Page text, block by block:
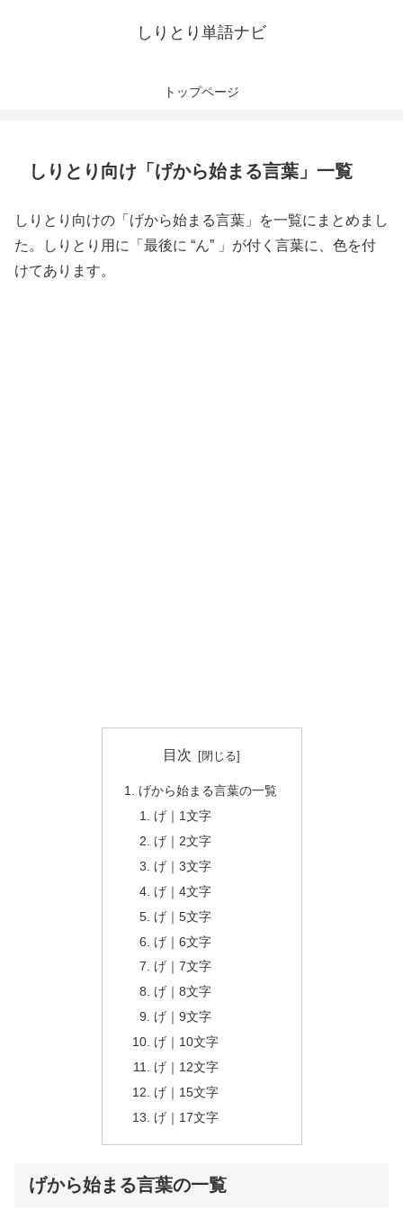
しりとり単語ナビ
トップページ
しりとり向け「げから始まる言葉」一覧
しりとり向けの「げから始まる言葉」を一覧にまとめまし
た。しりとり用に「最後に “ん” 」が付く言葉に、色を付
けてあります。
目次
げから始まる言葉の一覧
げ｜1文字
げ｜2文字
げ｜3文字
げ｜4文字
げ｜5文字
げ｜6文字
げ｜7文字
げ｜8文字
げ｜9文字
げ｜10文字
げ｜12文字
げ｜15文字
げ｜17文字
げから始まる言葉の一覧